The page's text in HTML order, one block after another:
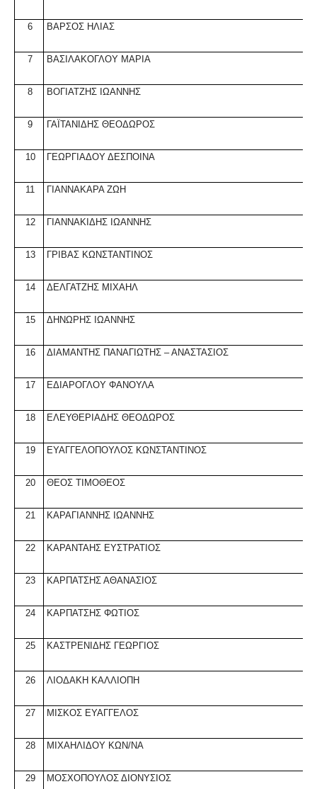
6 ΒΑΡΣΟΣ ΗΛΙΑΣ
7 ΒΑΣΙΛΑΚΟΓΛΟΥ ΜΑΡΙΑ
8 ΒΟΓΙΑΤΖΗΣ ΙΩΑΝΝΗΣ
9 ΓΑΪΤΑΝΙΔΗΣ ΘΕΟΔΩΡΟΣ
10 ΓΕΩΡΓΙΑΔΟΥ ΔΕΣΠΟΙΝΑ
11 ΓΙΑΝΝΑΚΑΡΑ ΖΩΗ
12 ΓΙΑΝΝΑΚΙΔΗΣ ΙΩΑΝΝΗΣ
13 ΓΡΙΒΑΣ ΚΩΝΣΤΑΝΤΙΝΟΣ
14 ΔΕΛΓΑΤΖΗΣ ΜΙΧΑΗΛ
15 ΔΗΝΩΡΗΣ ΙΩΑΝΝΗΣ
16 ΔΙΑΜΑΝΤΗΣ ΠΑΝΑΓΙΩΤΗΣ –ΑΝΑΣΤΑΣΙΟΣ
17 ΕΔΙΑΡΟΓΛΟΥ ΦΑΝΟΥΛΑ
18 ΕΛΕΥΘΕΡΙΑΔΗΣ ΘΕΟΔΩΡΟΣ
19 ΕΥΑΓΓΕΛΟΠΟΥΛΟΣ ΚΩΝΣΤΑΝΤΙΝΟΣ
20 ΘΕΟΣ ΤΙΜΟΘΕΟΣ
21 ΚΑΡΑΓΙΑΝΝΗΣ ΙΩΑΝΝΗΣ
22 ΚΑΡΑΝΤΑΗΣ ΕΥΣΤΡΑΤΙΟΣ
23 ΚΑΡΠΑΤΣΗΣ ΑΘΑΝΑΣΙΟΣ
24 ΚΑΡΠΑΤΣΗΣ ΦΩΤΙΟΣ
25 ΚΑΣΤΡΕΝΙΔΗΣ ΓΕΩΡΓΙΟΣ
26 ΛΙΟΔΑΚΗ ΚΑΛΛΙΟΠΗ
27 ΜΙΣΚΟΣ ΕΥΑΓΓΕΛΟΣ
28 ΜΙΧΑΗΛΙΔΟΥ ΚΩΝ/ΝΑ
29 ΜΟΣΧΟΠΟΥΛΟΣ ΔΙΟΝΥΣΙΟΣ